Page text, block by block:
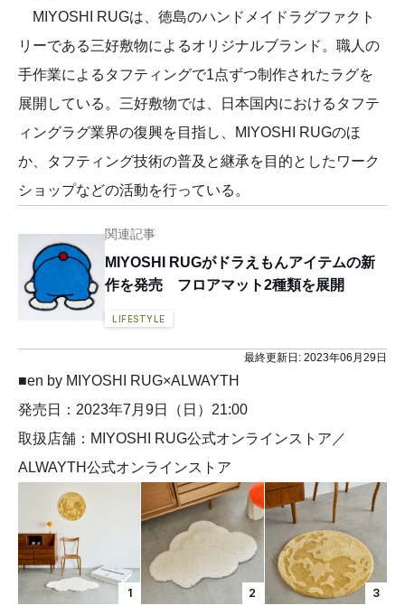
MIYOSHI RUGは、徳島のハンドメイドラグファクト
リーである三好敷物によるオリジナルブランド。職人の
手作業によるタフティングで1点ずつ制作されたラグを
展開している。三好敷物では、日本国内におけるタフテ
ィングラグ業界の復興を目指し、MIYOSHI RUGのほ
か、タフティング技術の普及と継承を目的としたワーク
ショップなどの活動を行っている。
関連記事
MIYOSHI RUGがドラえもんアイテムの新
作を発売 フロアマット2種類を展開
LIFESTYLE
最終更新日: 2023年06月29日
■en by MIYOSHI RUG×ALWAYTH
発売日：2023年7月9日（日）21:00
取扱店舗：MIYOSHI RUG公式オンラインストア／
ALWAYTH公式オンラインストア
1 2 3